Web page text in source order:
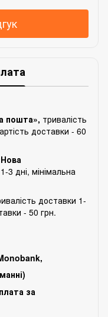
пошта», тривалість
доставки - 60
3 дні, мінімальна
доставки 1-
- 50 грн.
за